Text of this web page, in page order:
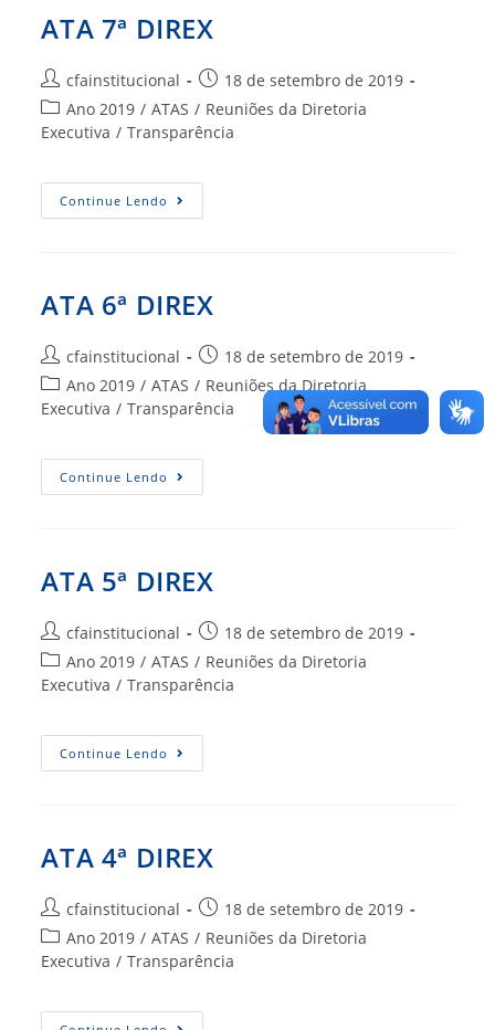
ATA 7ª DIREX
Autor
do
post:
cfainstitucional
Post
publicado:
18 de setembro de 2019
Categoria
do
Ano 2019 / ATAS / Reuniões da Diretoria
Executiva / Transparência
Continue Lendo ATA
7ª
ATA 6ª DIREX
Autor
do
post:
cfainstitucional
Post
publicado:
18 de setembro de 2019
Categoria
do
Ano 2019 / ATAS / Reuniões da Diretoria
Executiva / Transparência
Continue Lendo ATA
6ª
ATA 5ª DIREX
Autor
do
post:
cfainstitucional
Post
publicado:
18 de setembro de 2019
Categoria
do
Ano 2019 / ATAS / Reuniões da Diretoria
Executiva / Transparência
Continue Lendo ATA
5ª
ATA 4ª DIREX
Autor
do
post:
cfainstitucional
Post
publicado:
18 de setembro de 2019
Categoria
do
Ano 2019 / ATAS / Reuniões da Diretoria
Executiva / Transparência